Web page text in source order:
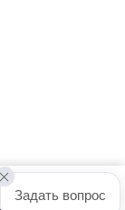
тем, что мы
Задать вопрос